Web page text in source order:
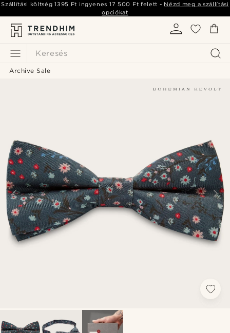
Keresés
Szállítási költség1395 Ft ingyenes 17 500 Ft felett - Nézd meg a szállítási
opciókat
Archive Sale